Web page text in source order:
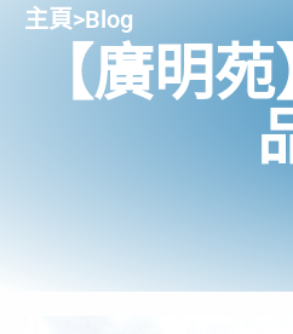
主頁>Blog
【廣明